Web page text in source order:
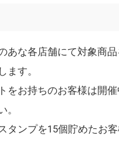
あな各店舗にて対象商
ます。
をお持ちのお客様は開
。
タンプを15個貯めたお